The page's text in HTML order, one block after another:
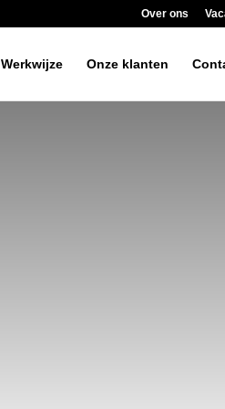
Over ons
Werkwijze Onze klanten